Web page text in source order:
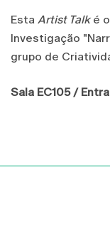
Esta Artist Talké
Investigação
grupo de
Sala EC105 /